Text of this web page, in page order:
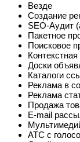
Везде
Создание
SEO-Аудит
Пакетное
Поисковое
Доски
Каталоги
Реклама в
Реклама
Продажа
E-mail
АТС с